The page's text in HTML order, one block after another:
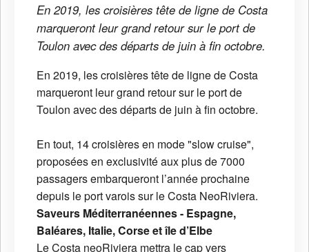
En 2019, les croisières tête de ligne de Costa
marqueront leur grand retour sur le port de
Toulon avec des départs de juin à fin octobre.
En 2019, les croisières tête de ligne de Costa
marqueront leur grand retour sur le port de
Toulon avec des départs de juin à fin octobre.
En tout, 14 croisières en mode "slow cruise",
proposées en exclusivité aux plus de 7000
passagers embarqueront l’année prochaine
depuis le port varois sur le Costa NeoRiviera.
Saveurs Méditerranéennes - Espagne,
Baléares, Italie, Corse et île d’Elbe
Le Costa neoRiviera mettra le cap vers